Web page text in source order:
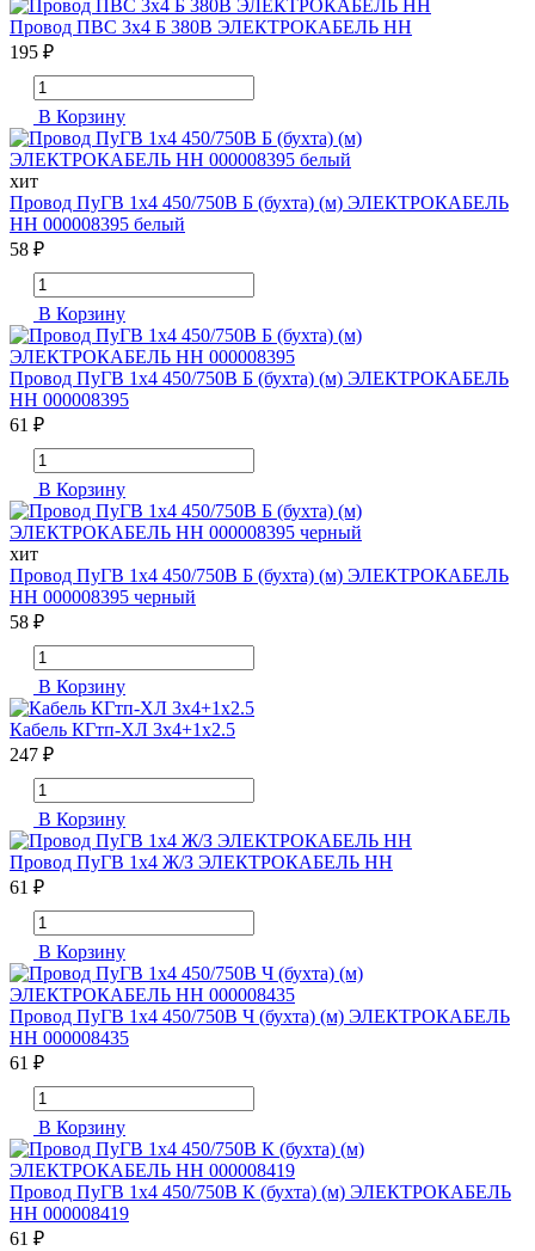
Провод ПВС 3х4 Б 380В ЭЛЕКТРОКАБЕЛЬ НН
195 ₽
В Корзину
хит
Провод ПуГВ 1х4 450/750В Б (бухта) (м) ЭЛЕКТРОКАБЕЛЬ
НН 000008395 белый
58 ₽
В Корзину
Провод ПуГВ 1х4 450/750В Б (бухта) (м) ЭЛЕКТРОКАБЕЛЬ
НН 000008395
61 ₽
В Корзину
хит
Провод ПуГВ 1х4 450/750В Б (бухта) (м) ЭЛЕКТРОКАБЕЛЬ
НН 000008395 черный
58 ₽
В Корзину
Кабель КГтп-ХЛ 3х4+1х2.5
247 ₽
В Корзину
Провод ПуГВ 1х4 Ж/З ЭЛЕКТРОКАБЕЛЬ НН
61 ₽
В Корзину
Провод ПуГВ 1х4 450/750В Ч (бухта) (м) ЭЛЕКТРОКАБЕЛЬ
НН 000008435
61 ₽
В Корзину
Провод ПуГВ 1х4 450/750В К (бухта) (м) ЭЛЕКТРОКАБЕЛЬ
НН 000008419
61 ₽